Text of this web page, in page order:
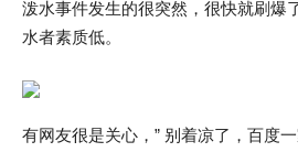
泼水事件发生的很突然，很快就刷爆
水者素质低。
有网友很是关心，” 别着凉了，百度